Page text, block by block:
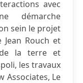
avec
démarche
sein le projet
Rouch et
la terre et
les travaux
Associates, Le